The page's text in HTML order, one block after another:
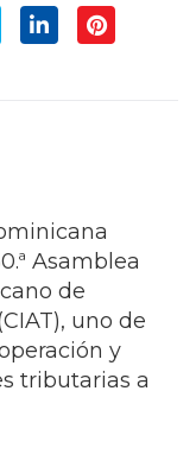
Asamblea
de
uno de
y
tributarias a